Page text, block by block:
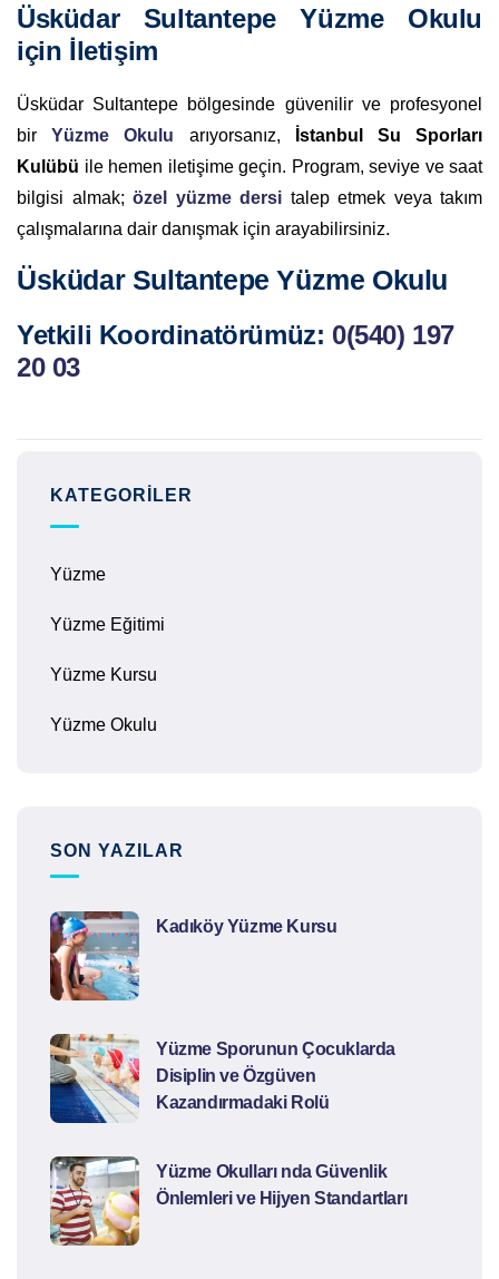
Üsküdar Sultantepe Yüzme Okulu
için İletişim
Üsküdar Sultantepe bölgesinde güvenilir ve profesyonel
birYüzme Okulu arıyorsanız,
İstanbul Su Sporları
Kulübü ile hemen iletişime geçin. Program, seviye ve saat
bilgisi almak; özel yüzme dersi talep etmek veya takım
çalışmalarına dair danışmak için arayabilirsiniz.
Üsküdar Sultantepe Yüzme Okulu
Yetkili Koordinatörümüz: 0(540) 197
20 03
KATEGORILER
Yüzme
Yüzme Eğitimi
Yüzme Kursu
Yüzme Okulu
SON YAZILAR
Kadıköy Yüzme Kursu
Yüzme Sporunun Çocuklarda
Disiplin ve Özgüven
Kazandırmadaki Rolü
Yüzme Okulları nda Güvenlik
Önlemleri ve Hijyen Standartları